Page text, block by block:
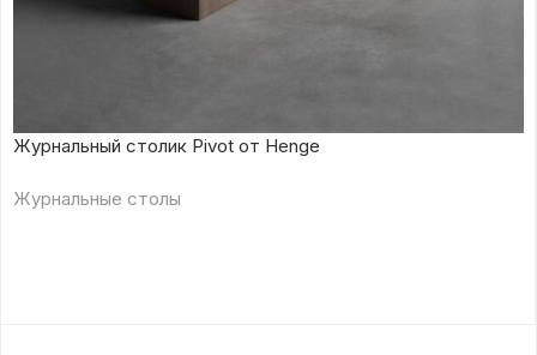
Журнальный столик Pivot от Henge
Журнальные столы